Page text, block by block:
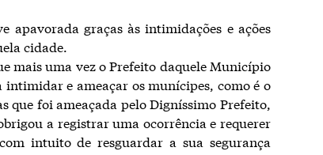
apavorada graças às intimidações e ações
cidade.
mais uma vez o Prefeito daquele Município
e ameaçar os munícipes, como é o
que foi ameaçada pelo Digníssimo Prefeito,
a registrar uma ocorrência e requerer
intuito de resguardar a sua segurança